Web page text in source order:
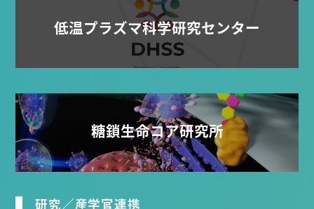
低温プラズマ科学研究センター
糖鎖生命コア研究所
研究／産学官連携